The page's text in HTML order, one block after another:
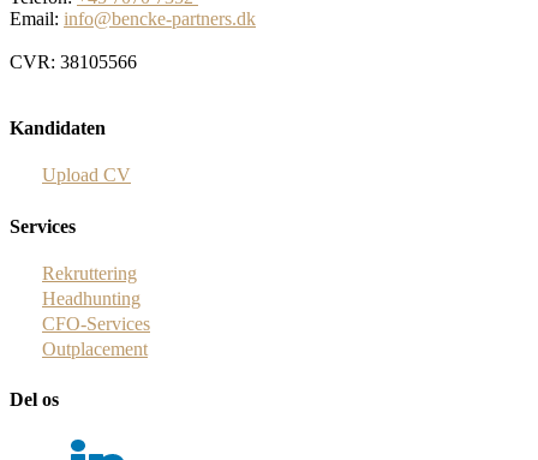
Email: info@bencke-partners.dk
CVR: 38105566
Kandidaten
Upload CV
Services
Rekruttering
Headhunting
CFO-Services
Outplacement
Del os